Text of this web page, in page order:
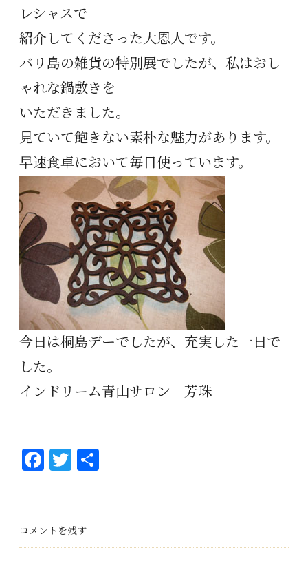
レシャスで
紹介してくださった大恩人です。
バリ島の雑貨の特別展でしたが、私はおし
ゃれな鍋敷きを
いただきました。
見ていて飽きない素朴な魅力があります。
早速食卓において毎日使っています。
今日は桐島デーでしたが、充実した一日で
した。
インドリーム青山サロン 芳珠
Fa
ok
T
er
コメントを残す